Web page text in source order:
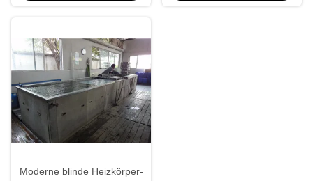
Moderne blinde Heizkörper-